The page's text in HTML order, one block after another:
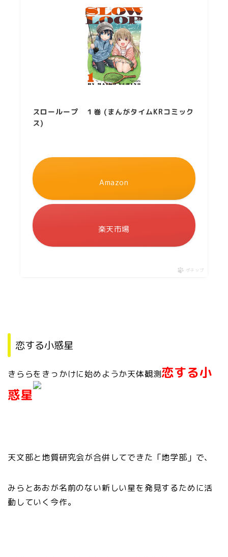
スローループ １巻 (まんがタイムKRコミック
ス)
Amazon
楽天市場
ポチップ
恋する小惑星
きららをきっかけに始めようか天体観測恋する小
惑星
天文部と地質研究会が合併してできた「地学部」で、
みらとあおが名前のない新しい星を発見するために活
動していく今作。